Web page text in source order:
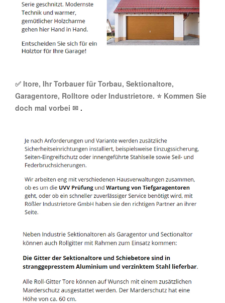
✅ Itore, Ihr Torbauer für Torbau, Sektionaltore,
Garagentore, Rolltore oder Industrietore. ⭐ Kommen Sie
doch mal vorbei ✉ .